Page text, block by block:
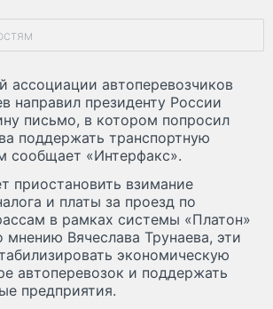
ассоциации автоперевозчиков
направил президенту России
письмо, в котором попросил
поддержать транспортную
сообщает «Интерфакс».
приостановить взимание
и платы за проезд по
в рамках системы «Платон»
мнению Вячеслава Трунаева, эти
экономическую
автоперевозок и поддержать
предприятия.